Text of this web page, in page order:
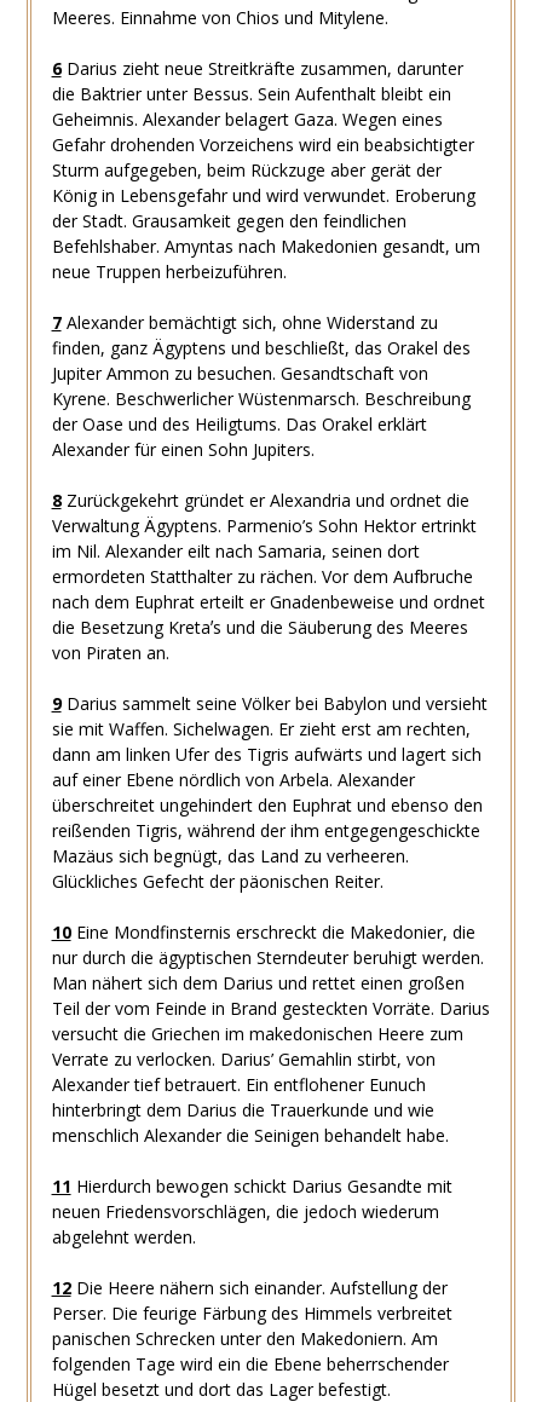
Meeres. Einnahme von Chios und Mitylene.
6Darius zieht neue Streitkräfte zusammen, darunter
die Baktrier unter Bessus. Sein Aufenthalt bleibt ein
Geheimnis. Alexander belagert Gaza. Wegen eines
Gefahr drohenden Vorzeichens wird ein beabsichtigter
Sturm aufgegeben, beim Rückzuge aber gerät der
König in Lebensgefahr und wird verwundet. Eroberung
der Stadt. Grausamkeit gegen den feindlichen
Befehlshaber. Amyntas nach Makedonien gesandt, um
neue Truppen herbeizuführen.
7Alexander bemächtigt sich, ohne Widerstand zu
finden, ganz Ägyptens und beschließt, das Orakel des
Jupiter Ammon zu besuchen. Gesandtschaft von
Kyrene. Beschwerlicher Wüstenmarsch. Beschreibung
der Oase und des Heiligtums. Das Orakel erklärt
Alexander für einen Sohn Jupiters.
8Zurückgekehrt gründet er Alexandria und ordnet die
Verwaltung Ägyptens. Parmenio’s Sohn Hektor ertrinkt
im Nil. Alexander eilt nach Samaria, seinen dort
ermordeten Statthalter zu rächen. Vor dem Aufbruche
nach dem Euphrat erteilt er Gnadenbeweise und ordnet
die Besetzung Kretaʼs und die Säuberung des Meeres
von Piraten an.
9Darius sammelt seine Völker bei Babylon und versieht
sie mit Waffen. Sichelwagen. Er zieht erst am rechten,
dann am linken Ufer des Tigris aufwärts und lagert sich
auf einer Ebene nördlich von Arbela. Alexander
überschreitet ungehindert den Euphrat und ebenso den
reißenden Tigris, während der ihm entgegengeschickte
Mazäus sich begnügt, das Land zu verheeren.
Glückliches Gefecht der päonischen Reiter.
10Eine Mondfinsternis erschreckt die Makedonier, die
nur durch die ägyptischen Sterndeuter beruhigt werden.
Man nähert sich dem Darius und rettet einen großen
Teil der vom Feinde in Brand gesteckten Vorräte. Darius
versucht die Griechen im makedonischen Heere zum
Verrate zu verlocken. Darius’ Gemahlin stirbt, von
Alexander tief betrauert. Ein entflohener Eunuch
hinterbringt dem Darius die Trauerkunde und wie
menschlich Alexander die Seinigen behandelt habe.
11 Hierdurch bewogen schickt Darius Gesandte mit
neuen Friedensvorschlägen, die jedoch wiederum
abgelehnt werden.
12Die Heere nähern sich einander. Aufstellung der
Perser. Die feurige Färbung des Himmels verbreitet
panischen Schrecken unter den Makedoniern. Am
folgenden Tage wird ein die Ebene beherrschender
Hügel besetzt und dort das Lager befestigt.